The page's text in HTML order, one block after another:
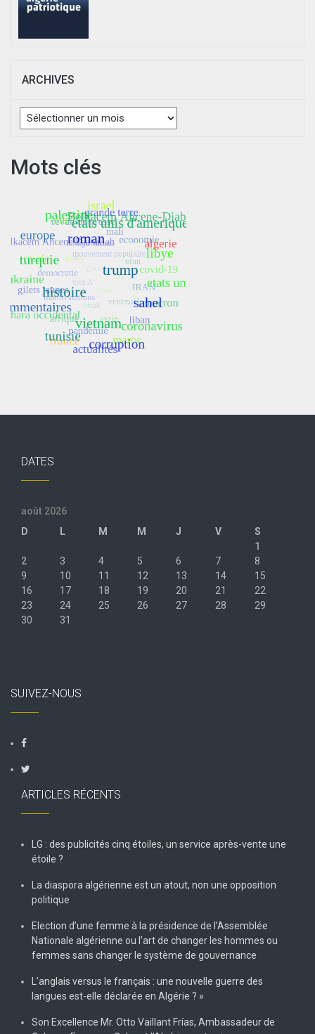
ARCHIVES
Archives
Mots clés
DATES
août 2026
D
L M M J V
S
1
2
3 4 5 6 7
8
9
10 11 12 13 14
15
16
17 18 19 20 21
22
23
24 25 26 27 28
29
30
31
SUIVEZ-NOUS
ARTICLES RÉCENTS
LG : des publicités cinq étoiles, un service après-vente une
étoile ?
La diaspora algérienne est un atout, non une opposition
politique
Election d’une femme à la présidence de l’Assemblée
Nationale algérienne ou l’art de changer les hommes ou
femmes sans changer le système de gouvernance
L’anglais versus le français : une nouvelle guerre des
langues est-elle déclarée en Algérie ? »
Son Excellence Mr. Otto Vaillant Frías, Ambassadeur de